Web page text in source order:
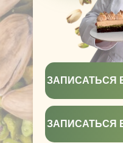
ЗАПИСАТЬСЯ
ЗАПИСАТЬСЯ